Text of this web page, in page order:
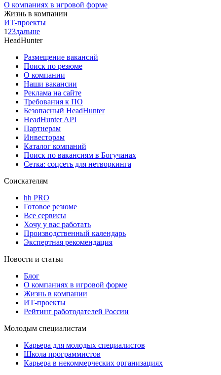
О компаниях в игровой форме
Жизнь в компании
ИТ-проекты
1 23дальше
HeadHunter
Размещение вакансий
Поиск по резюме
О компании
Наши вакансии
Реклама на сайте
Требования к ПО
Безопасный HeadHunter
HeadHunter API
Партнерам
Инвесторам
Каталог компаний
Поиск по вакансиям в Богучанах
Сетка: соцсеть для нетворкинга
Соискателям
hh PRO
Готовое резюме
Все сервисы
Хочу у вас работать
Производственный календарь
Экспертная рекомендация
Новости и статьи
Блог
О компаниях в игровой форме
Жизнь в компании
ИТ-проекты
Рейтинг работодателей России
Молодым специалистам
Карьера для молодых специалистов
Школа программистов
Карьера в некоммерческих организациях